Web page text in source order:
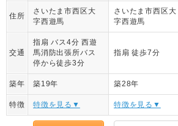
住所
さいたま市西区大
字西遊馬
さいたま市西区大
字西遊馬
交通
指扇 バス4分 西遊
馬消防出張所バス
停から徒歩3分
指扇 徒歩7分
築年 築19年 築28年
特徴 特徴を見る▼ 特徴を見る▼